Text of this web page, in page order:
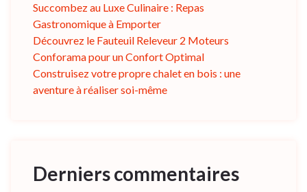
Succombez au Luxe Culinaire : Repas
Gastronomique à Emporter
Découvrez le Fauteuil Releveur 2 Moteurs
Conforama pour un Confort Optimal
Construisez votre propre chalet en bois : une
aventure à réaliser soi-même
Derniers commentaires